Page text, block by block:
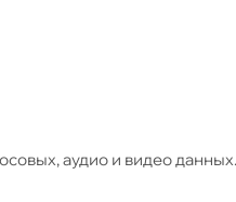
аудио и видео данных.